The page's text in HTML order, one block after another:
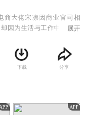
商大佬宋凛因商业官司相
因为生活与工作中的种种
相互较劲的过程中获得成
到了内心的所属，渐渐相
撑着也彼此嫌弃着，他们
新的突破。
展开
下载 分享
APP APP